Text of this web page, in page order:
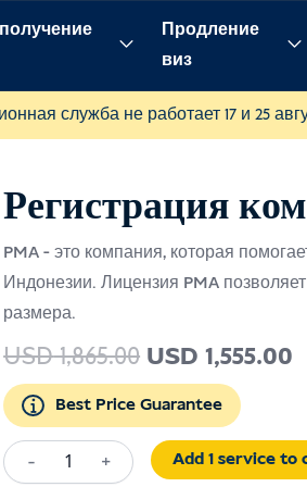
Продление
виз
служба не работает 17 и 25
вопросы
Регистрация
PMA - это компания, которая
Индонезии. Лицензия PMA
размера.
USD1,865.00
цена
была:
USD 1,865.00.
USD 1,555.00
Best Price Guarantee
-
Количество
+ Add 1 service to